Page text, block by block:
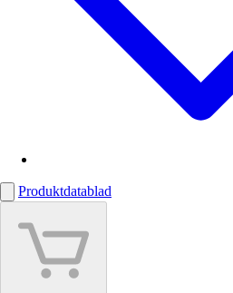
Produktdatablad